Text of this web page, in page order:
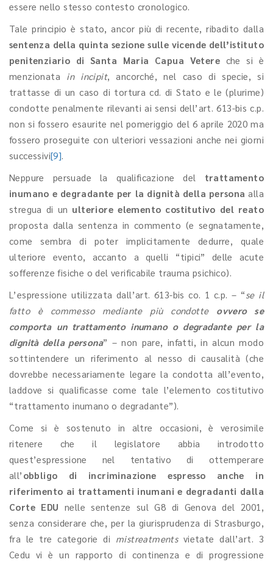
essere nello stesso contesto cronologico.
Tale principio è stato, ancor più di recente, ribadito dalla
sentenza della quinta sezione sulle vicende dell’istituto
penitenziario di Santa Maria Capua Vetere che si è
menzionata in incipit, ancorché, nel caso di specie, si
trattasse di un caso di tortura cd. di Stato e le (plurime)
condotte penalmente rilevanti ai sensi dell’art. 613-bis c.p.
non si fossero esaurite nel pomeriggio del 6 aprile 2020 ma
fossero proseguite con ulteriori vessazioni anche nei giorni
successivi[9].
Neppure persuade la qualificazione del trattamento
inumano e degradante per la dignità della personaalla
stregua di un ulteriore elemento costitutivo del reato
proposta dalla sentenza in commento (e segnatamente,
come sembra di poter implicitamente dedurre, quale
ulteriore evento, accanto a quelli “tipici” delle acute
sofferenze fisiche o del verificabile trauma psichico).
L’espressione utilizzata dall’art. 613-bis co. 1 c.p. – “se il
fatto è commesso mediante più condotte ovvero se
comporta un trattamento inumano o degradante per la
dignità della persona” – non pare, infatti, in alcun modo
sottintendere un riferimento al nesso di causalità (che
dovrebbe necessariamente legare la condotta all’evento,
laddove si qualificasse come tale l’elemento costitutivo
“trattamento inumano o degradante”).
Come si è sostenuto in altre occasioni, è verosimile
ritenere che il legislatore abbia introdotto
quest’espressione nel tentativo di ottemperare
all’ obbligo di incriminazione espresso anche in
riferimento ai trattamenti inumani e degradanti dalla
Corte EDU nelle sentenze sul G8 di Genova del 2001,
senza considerare che, per la giurisprudenza di Strasburgo,
fra le tre categorie di mistreatments vietate dall’art. 3
Cedu vi è un rapporto di continenza e di progressione